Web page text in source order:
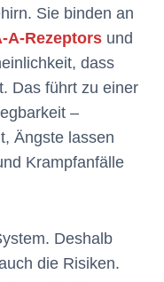
Sie binden an
A-Rezeptors und
dass
Das führt zu einer
–
Ängste lassen
Krampfanfälle
Deshalb
die Risiken.